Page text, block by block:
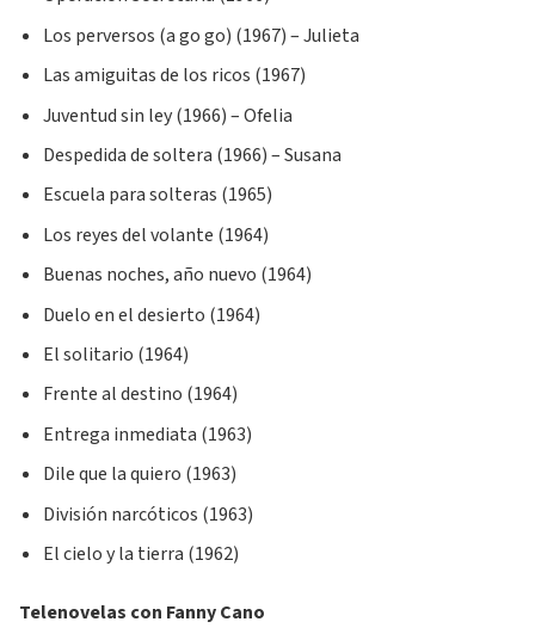
Los perversos (a go go) (1967) – Julieta
Las amiguitas de los ricos (1967)
Juventud sin ley (1966) – Ofelia
Despedida de soltera (1966) – Susana
Escuela para solteras (1965)
Los reyes del volante (1964)
Buenas noches, año nuevo (1964)
Duelo en el desierto (1964)
El solitario (1964)
Frente al destino (1964)
Entrega inmediata (1963)
Dile que la quiero (1963)
División narcóticos (1963)
El cielo y la tierra (1962)
Telenovelas con Fanny Cano